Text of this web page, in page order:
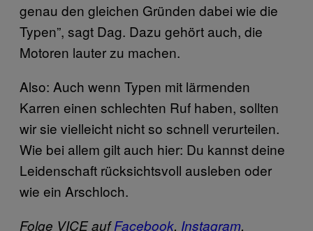
genau den gleichen Gründen dabei wie die
Typen”, sagt Dag. Dazu gehört auch, die
Motoren lauter zu machen.
Also: Auch wenn Typen mit lärmenden
Karren einen schlechten Ruf haben, sollten
wir sie vielleicht nicht so schnell verurteilen.
Wie bei allem gilt auch hier: Du kannst deine
Leidenschaft rücksichtsvoll ausleben oder
wie ein Arschloch.
Folge VICE aufFacebook, Instagram,